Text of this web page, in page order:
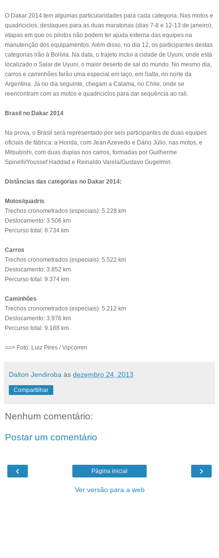
O Dakar 2014 tem algumas particularidades para cada categoria. Nas motos e
quadriciclos, destaques para as duas maratonas (dias 7-8 e 12-13 de janeiro),
etapas em que os pilotos não podem ter ajuda externa das equipes na
manutenção dos equipamentos. Além disso, no dia 12, os participantes destas
categorias irão à Bolívia. Na data, o trajeto inclui a cidade de Uyuni, onde está
localizado o Salar de Uyuni, o maior deserto de sal do mundo. No mesmo dia,
carros e caminhões farão uma especial em laço, em Salta, no norte da
Argentina. Já no dia seguinte, chegam a Calama, no Chile, onde se
reencontram com as motos e quadriciclos para dar sequência ao rali.
Brasil no Dakar 2014
Na prova, o Brasil será representado por seis participantes de duas equipes
oficiais de fábrica: a Honda, com Jean Azevedo e Dário Júlio, nas motos, e
Mitsubishi, com duas duplas nos carros, formadas por Guilherme
Spinelli/Youssef Haddad e Reinaldo Varela/Gustavo Gugelmin.
Distâncias das categorias no Dakar 2014:
Motos/quadris
Trechos cronometrados (especiais): 5.228 km
Deslocamento: 3.506 km
Percurso total: 8.734 km
Carros
Trechos cronometrados (especiais): 5.522 km
Deslocamento: 3.852 km
Percurso total: 9.374 km
Caminhões
Trechos cronometrados (especiais): 5.212 km
Deslocamento: 3.976 km
Percurso total: 9.188 km
==> Foto: Luiz Pires / Vipcomm
Dalton Jendiroba às dezembro 24, 2013
Compartilhar
Nenhum comentário:
Postar um comentário
‹ ›
Página inicial
Ver versão para a web